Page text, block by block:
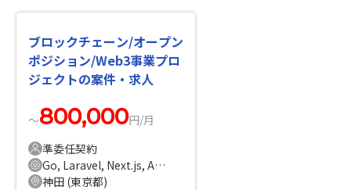
ブロックチェーン/オープン
ポジション/Web3事業プロ
ジェクトの案件・求人
〜800,000円/月
準委任契約
Go, Laravel, Next.js, AWS ECS, AWS Lambda, Terraform
神田 (東京都)